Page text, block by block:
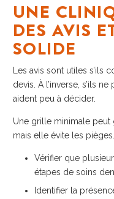
UNE
DES AVIS
SOLIDE
Les avis sont utiles s’ils
devis. À l’inverse, s’ils
aident peu à décider.
Une grille minimale peut
mais elle évite les pièges.
Vérifier que
étapes de soins
Identifier la